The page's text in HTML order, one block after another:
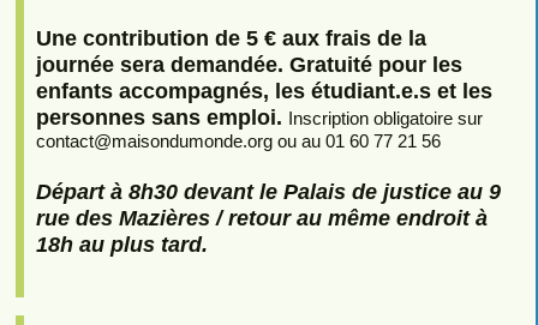
Une contribution de 5 € aux frais de la
journée sera demandée. Gratuité pour les
enfants accompagnés, les étudiant.e.s et les
personnes sans emploi. Inscription obligatoire sur
contact@maisondumonde.org ou au 01 60 77 21 56
Départ à 8h30 devant le Palais de justice au 9
rue des Mazières / retour au même endroit à
18h au plus tard.